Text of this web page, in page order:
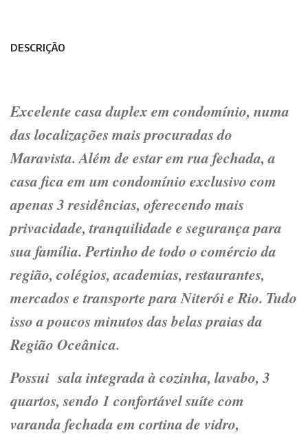
DESCRIÇÃO
Excelente casa duplex em condomínio, numa
das localizações mais procuradas do
Maravista. Além de estar em rua fechada, a
casa fica em um condomínio exclusivo com
apenas 3 residências, oferecendo mais
privacidade, tranquilidade e segurança para
sua família. Pertinho de todo o comércio da
região, colégios, academias, restaurantes,
mercados e transporte para Niterói e Rio. Tudo
isso a poucos minutos das belas praias da
Região Oceânica.
Possui sala integrada à cozinha, lavabo, 3
quartos, sendo 1 confortável suíte com
varanda fechada em cortina de vidro,